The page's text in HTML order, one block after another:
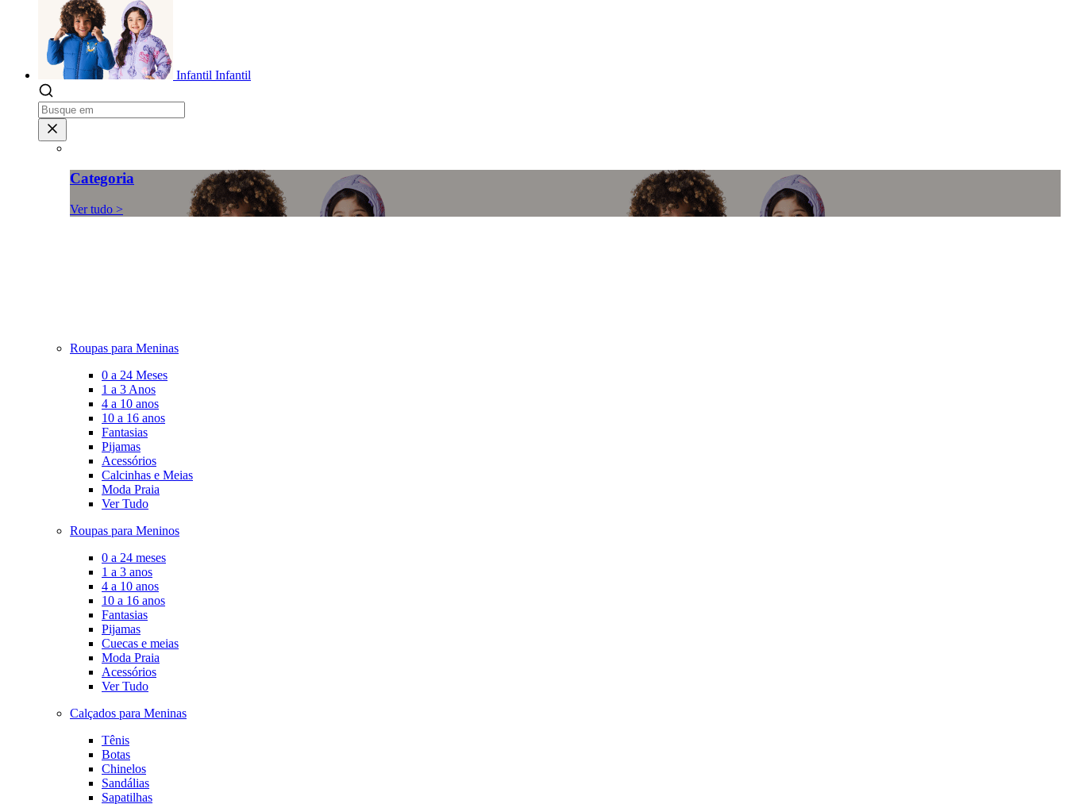
Infantil Infantil
Categoria
Ver tudo >
Roupas para Meninas
0 a 24 Meses
1 a 3 Anos
4 a 10 anos
10 a 16 anos
Fantasias
Pijamas
Acessórios
Calcinhas e Meias
Moda Praia
Ver Tudo
Roupas para Meninos
0 a 24 meses
1 a 3 anos
4 a 10 anos
10 a 16 anos
Fantasias
Pijamas
Cuecas e meias
Moda Praia
Acessórios
Ver Tudo
Calçados para Meninas
Tênis
Botas
Chinelos
Sandálias
Sapatilhas